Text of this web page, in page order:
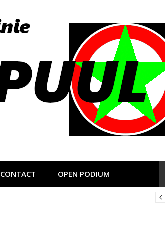
CONTACT OPEN PODIUM